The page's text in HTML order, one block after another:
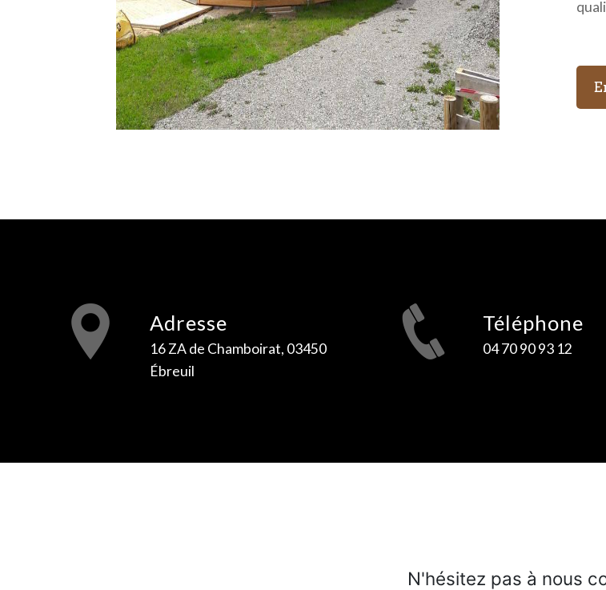
Adresse
16 ZA de Chamboirat, 03450
Ébreuil
Téléphone
04 70 90 93 12
N'hésitez pas à nous